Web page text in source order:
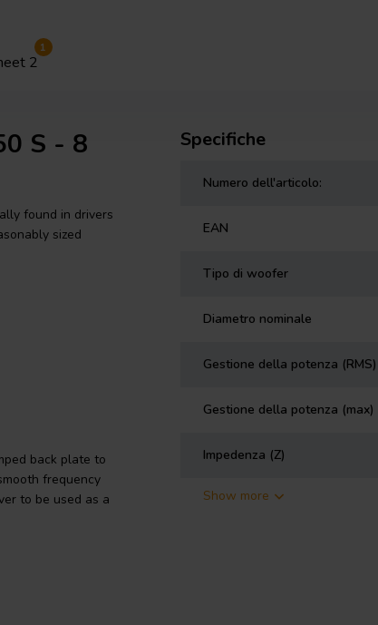
2
1
S - 8
found in drivers
sized
back plate to
frequency
to be used as a
Specifiche
Numero dell'articolo:
EAN
Tipo di woofer
Diametro nominale
Gestione della potenza (RMS)
Gestione della potenza (max)
Impedenza (Z)
Show more